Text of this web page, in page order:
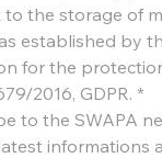
to the storage of
established by
for the
2016, GDPR. *
to the SWAPA
informations